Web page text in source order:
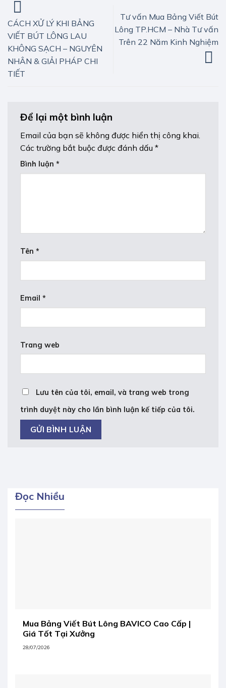
CÁCH XỬ LÝ KHI BẢNG
VIẾT BÚT LÔNG LAU
KHÔNG SẠCH – NGUYÊN
NHÂN & GIẢI PHÁP CHI
TIẾT
Tư vấn Mua Bảng Viết Bút
Lông TP.HCM – Nhà Tư vấn
Trên 22 Năm Kinh Nghiệm
Để lại một bình luận
Email của bạn sẽ không được hiển thị công khai.
Các trường bắt buộc được đánh dấu *
Bình luận *
Tên *
Email *
Trang web
Lưu tên của tôi, email, và trang web trong
trình duyệt này cho lần bình luận kế tiếp của tôi.
Đọc Nhiều
Mua Bảng Viết Bút Lông BAVICO Cao Cấp |
Giá Tốt Tại Xưởng
28/07/2026